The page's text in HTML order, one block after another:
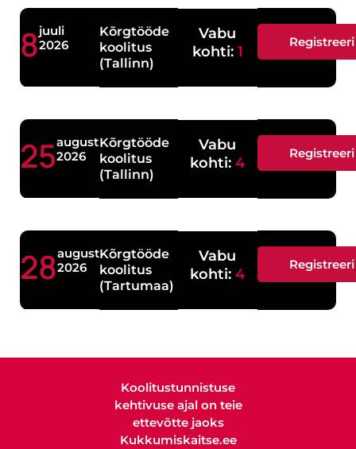
8juuli
2026
Kõrgtööde
koolitus
(Tallinn)
Vabu
kohti: 1
Registreeri
25august
2026
Kõrgtööde
koolitus
(Tallinn)
Vabu
kohti:4
Registreeri
28august
2026
Kõrgtööde
koolitus
(Tartumaa)
Vabu
kohti:4
Registreeri
Koolitustunnistuse
kehtivuse ajal on teie
ettevõtte jaoks
Kukkumiskaitse.ee